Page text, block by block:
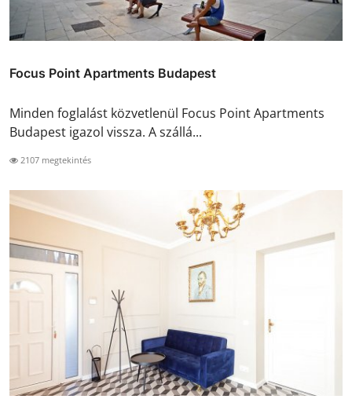
Focus Point Apartments Budapest
Minden foglalást közvetlenül Focus Point Apartments
Budapest igazol vissza. A szállá...
2107 megtekintés